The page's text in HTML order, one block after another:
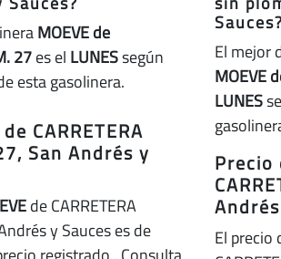
MOEVE de
27es el LUNESsegún
esta gasolinera.
CARRETERA
San Andrés y
de CARRETERA
y Sauces es de
Sauces?
El mejor
MOEVE
LUNES
Precio
El precio